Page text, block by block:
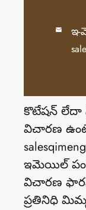

కొటేషన్ లేదా
విచారణ
ఇమెయిల్
విచారణ
ప్రతినిధి